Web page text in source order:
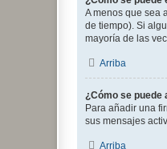
A menos que sea
de tiempo). Si
mayoría de las
Arriba
¿Cómo se puede
Para añadir una
sus mensajes
Arriba